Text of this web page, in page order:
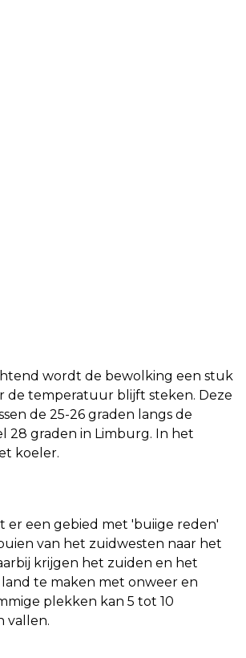
wordt de bewolking een stuk
de temperatuur blijft steken. Deze
de 25-26 graden langs de
28 graden in Limburg. In het
koeler.
er een gebied met 'buiige reden'
van het zuidwesten naar het
krijgen het zuiden en het
te maken met onweer en
plekken kan 5 tot 10
vallen.